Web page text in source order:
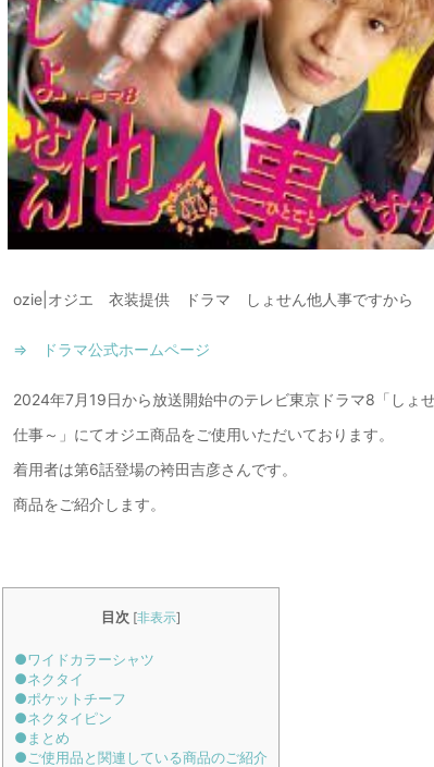
ozie|オジエ 衣装提供 ドラマ しょせん他人事ですから
⇒ ドラマ公式ホームページ
2024年7月19日から放送開始中のテレビ東京ドラマ8「しょ
仕事～」にてオジエ商品をご使用いただいております。
着用者は第6話登場の袴田吉彦さんです。
商品をご紹介します。
目次 [非表示]
●ワイドカラーシャツ
●ネクタイ
●ポケットチーフ
●ネクタイピン
●まとめ
●ご使用品と関連している商品のご紹介